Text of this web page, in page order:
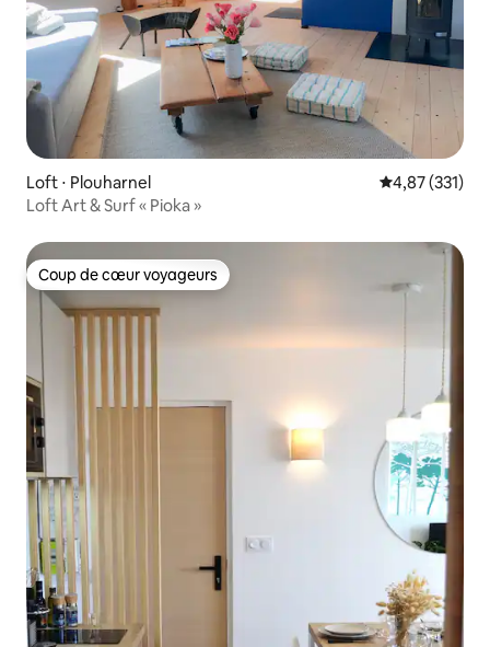
Loft ⋅ Plouharnel Évaluation
4,87 (331)
Loft Art & Surf « Pioka »
Coup de cœur voyageurs
Coup de cœur voyageurs